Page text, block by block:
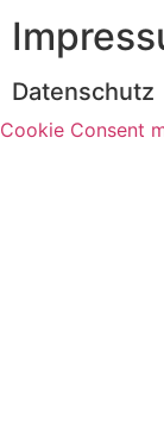
Datenschutz
Cookie Consent